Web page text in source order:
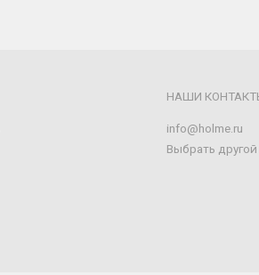
НАШИ
info@holme.ru
Выбрать